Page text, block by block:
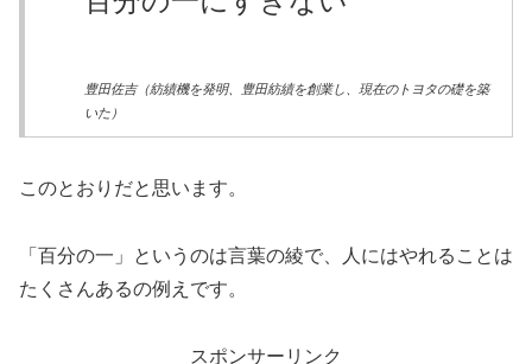
豊田佐吉（紡績機を発明、豊田紡績を創業し、現在のトヨタの礎を築
いた）
このとおりだと思います。
「百分の一」というのは言葉の綾で、人にはやれることは
たくさんあるの例えです。
スポンサーリンク